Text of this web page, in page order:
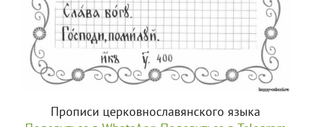
Прописи церковнославянского языка